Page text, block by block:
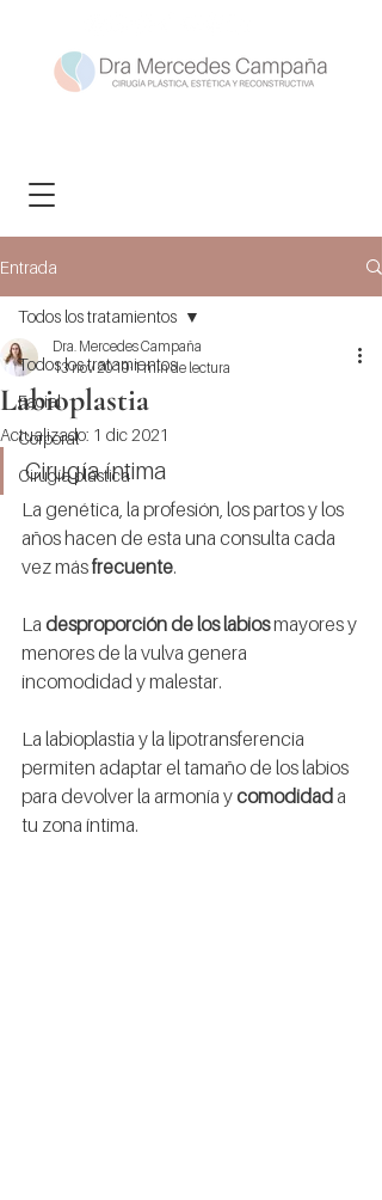
Entrada
Todos los tratamientos
Facial
Corporal
Cirugía plástica
Todos los tratamientos
Labioplastia
Dra. Mercedes Campaña
13 nov 2019 1 min de lectura
Actualizado: 1 dic 2021
Cirugía íntima
La genética, la profesión, los partos y los
años hacen de esta una consulta cada
vez más frecuente.
La desproporción de los labios mayores y
menores de la vulva genera
incomodidad y malestar.
La labioplastia y la lipotransferencia
permiten adaptar el tamaño de los labios
para devolver la armonía y comodidad a
tu zona íntima.